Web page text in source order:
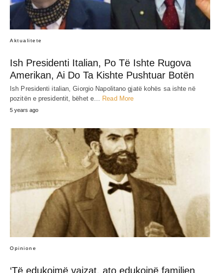
Aktualitete
Ish Presidenti Italian, Po Të Ishte Rugova
Amerikan, Ai Do Ta Kishte Pushtuar Botën
Ish Presidenti italian, Giorgio Napolitano gjatë kohës sa ishte në
pozitën e presidentit, bëhet e… Read More
5 years ago
Opinione
‘Të edukojmë vajzat, ato edukojnë familjen